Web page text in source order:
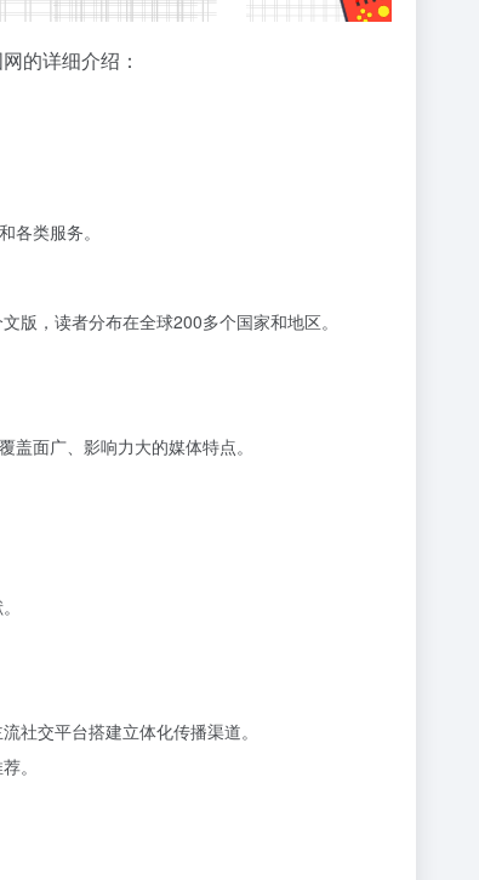
的详细介绍：
各类服务。
版，读者分布在全球200多个国家和地区。
盖面广、影响力大的媒体特点。
社交平台搭建立体化传播渠道。
。